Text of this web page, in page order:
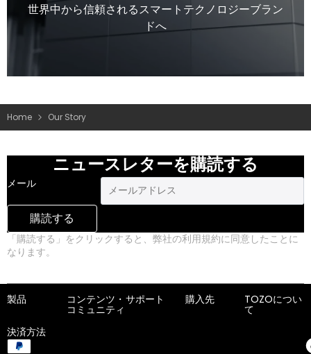
世界中から信頼されるスマートテクノロジーブラン
ドへ
Home Our Story
ニュースレターを購読する
メール
購読する
「購読する」をクリックすると、弊社の利用規約に同意したことに
なります。
製品 コンテンツ・
コミュニティ
サポート 購入先 TOZOについ
て
決済方法